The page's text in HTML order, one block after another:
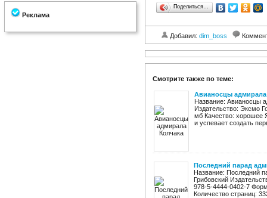
Реклама
Поделиться…
Добавил: dim_boss
Смотрите также по теме:
Авианосцы адмирала
Название: Авианосцы
Издательство: Эксмо
мб Качество: хорошее
и успевает создать
Последний парад
Название: Последний
Грибовский
978-5-4444-0402-7
Количество страниц: